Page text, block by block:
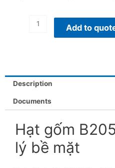
Add to
Description
Documents
Hạt gốm
lý bề mặt